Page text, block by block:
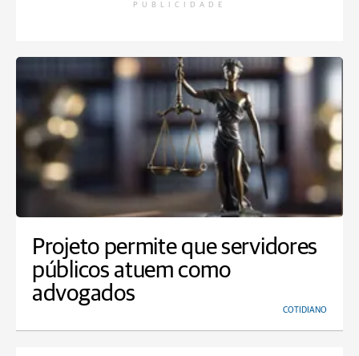
PUBLICIDADE
Projeto permite que servidores
públicos atuem como
advogados
COTIDIANO